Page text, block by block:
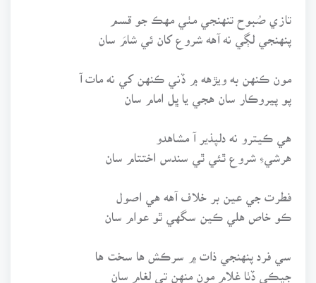
تازي صُبوح تنهنجي مٺي مهڪ جو قسم
پنهنجي لڳي نه آهه شروع کان ئي شامَ سان
مون ڪنهن به ويڙهه ۾ ڏني ڪنهن کي نه مات آ
پو پيروڪار سان هجي يا ڀل امام سان
هي ڪيترو نه دلپذير آ مشاهدو
هرشيءِ شروع ٿئي ٿي سندس اختتام سان
فطرت جي عين بر خلاف آهه هي اصول
ڪو خاص هلي ڪين سگهي ٿو عوام سان
سي فرد پنهنجي ذات ۾ سرڪش ها سخت ها
جيڪي ڏٺا غلام مون منهن تي لغام سان